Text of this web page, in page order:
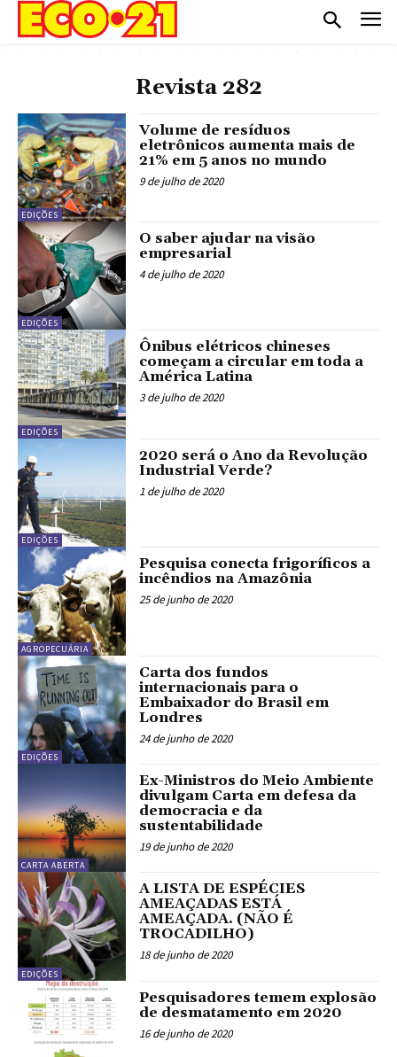
Revista 282
EDIÇÕES
Volume de resíduos
eletrônicos aumenta mais de
21% em 5 anos no mundo
9 de julho de 2020
EDIÇÕES
O saber ajudar na visão
empresarial
4 de julho de 2020
EDIÇÕES
Ônibus elétricos chineses
começam a circular em toda a
América Latina
3 de julho de 2020
EDIÇÕES
2020 será o Ano da Revolução
Industrial Verde?
1 de julho de 2020
AGROPECUÁRIA
Pesquisa conecta frigoríficos a
incêndios na Amazônia
25 de junho de 2020
EDIÇÕES
Carta dos fundos
internacionais para o
Embaixador do Brasil em
Londres
24 de junho de 2020
CARTA ABERTA
Ex-Ministros do Meio Ambiente
divulgam Carta em defesa da
democracia e da
sustentabilidade
19 de junho de 2020
EDIÇÕES
A LISTA DE ESPÉCIES
AMEAÇADAS ESTÁ
AMEAÇADA. (NÃO É
TROCADILHO)
18 de junho de 2020
Pesquisadores temem explosão
de desmatamento em 2020
16 de junho de 2020